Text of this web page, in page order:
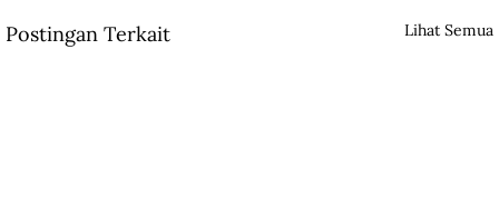
Postingan Terkait Lihat Semua